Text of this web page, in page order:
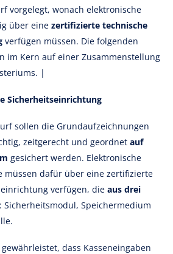
vorgelegt, wonach elektronische
über einezertifizierte technische
verfügen müssen. Die folgenden
im Kern auf einer Zusammenstellung
|
Sicherheitseinrichtung
sollen die Grundaufzeichnungen
zeitgerecht und geordnetauf
gesichert werden. Elektronische
müssen dafür über eine zertifizierte
verfügen, dieaus drei
Sicherheitsmodul, Speichermedium
gewährleistet, dass Kasseneingaben